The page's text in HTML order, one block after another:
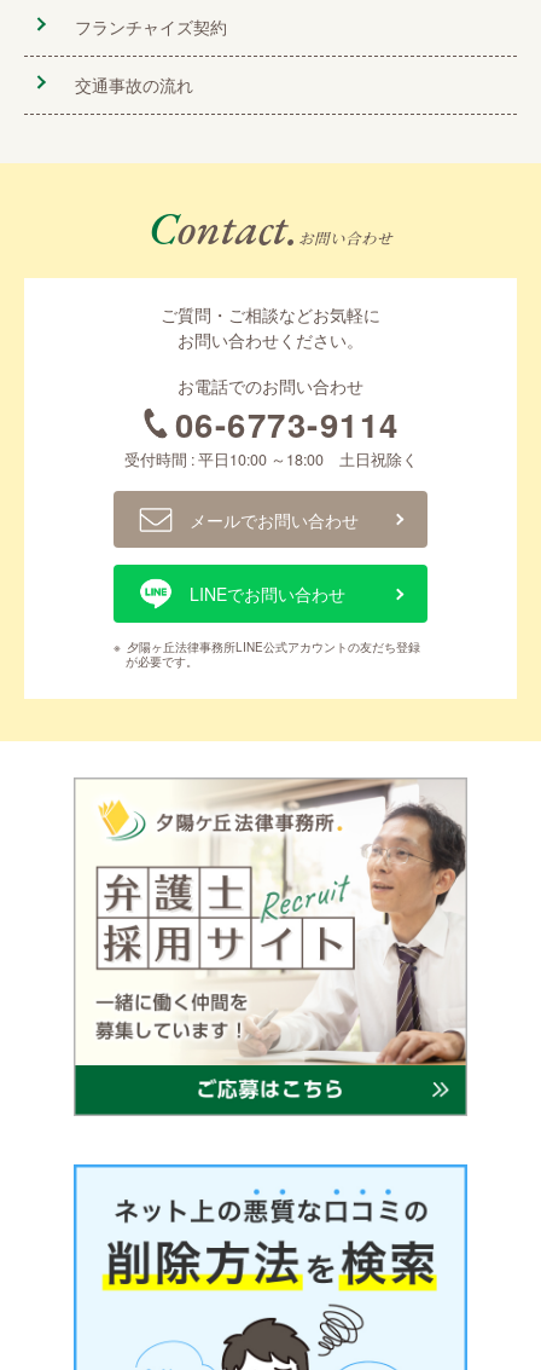
フランチャイズ契約
交通事故の流れ
Contact. お問い合わせ
ご質問・ご相談などお気軽に
お問い合わせください。
お電話でのお問い合わせ
06-6773-9114
受付時間 : 平日10:00 ～18:00 土日祝除く
メールでお問い合わせ
LINEでお問い合わせ
※ 夕陽ヶ丘法律事務所LINE公式アカウントの友だち登録
が必要です。